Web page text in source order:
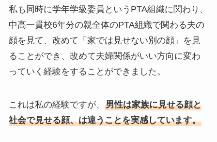
私も同時に学年学級委員というPTA組織に関わり、
中高一貫校6年分の親全体のPTA組織で関わる夫の
顔を見て、改めて「家では見せない別の顔」を見
ることができ、改めて夫婦関係がいい方向に変わ
っていく経験をすることができました。
これは私の経験ですが、 男性は家族に見せる顔と
社会で見せる顔、は違うことを実感しています。